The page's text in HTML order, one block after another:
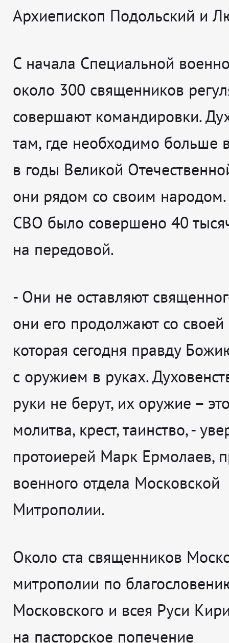
Архиепископ Подольский и
С начала Специальной
около 300 священников
совершают командировки.
там, где необходимо больше
в годы Великой
они рядом со своим
СВО было совершено 40
на передовой.
- Они не оставляют
они его продолжают со своей
которая сегодня правду
с оружием в руках.
руки не берут, их оружие –
молитва, крест, таинство, -
протоиерей Марк Ермолаев,
военного отдела Московской
Митрополии.
Около ста священников
митрополии по
Московского и всея Руси
на пасторское попечение